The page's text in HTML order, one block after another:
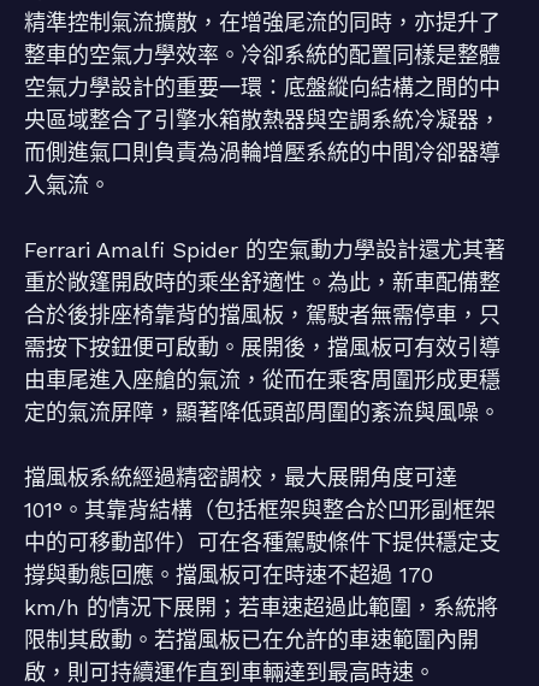
精準控制氣流擴散，在增強尾流的同時，亦提升了
整車的空氣力學效率。冷卻系統的配置同樣是整體
空氣力學設計的重要一環：底盤縱向結構之間的中
央區域整合了引擎水箱散熱器與空調系統冷凝器，
而側進氣口則負責為渦輪增壓系統的中間冷卻器導
入氣流。
Ferrari Amalfi Spider 的空氣動力學設計還尤其著
重於敞篷開啟時的乘坐舒適性。為此，新車配備整
合於後排座椅靠背的擋風板，駕駛者無需停車，只
需按下按鈕便可啟動。展開後，擋風板可有效引導
由車尾進入座艙的氣流，從而在乘客周圍形成更穩
定的氣流屏障，顯著降低頭部周圍的紊流與風噪。
擋風板系統經過精密調校，最大展開角度可達
101°。其靠背結構（包括框架與整合於凹形副框架
中的可移動部件）可在各種駕駛條件下提供穩定支
撐與動態回應。擋風板可在時速不超過 170
km/h 的情況下展開；若車速超過此範圍，系統將
限制其啟動。若擋風板已在允許的車速範圍內開
啟，則可持續運作直到車輛達到最高時速。